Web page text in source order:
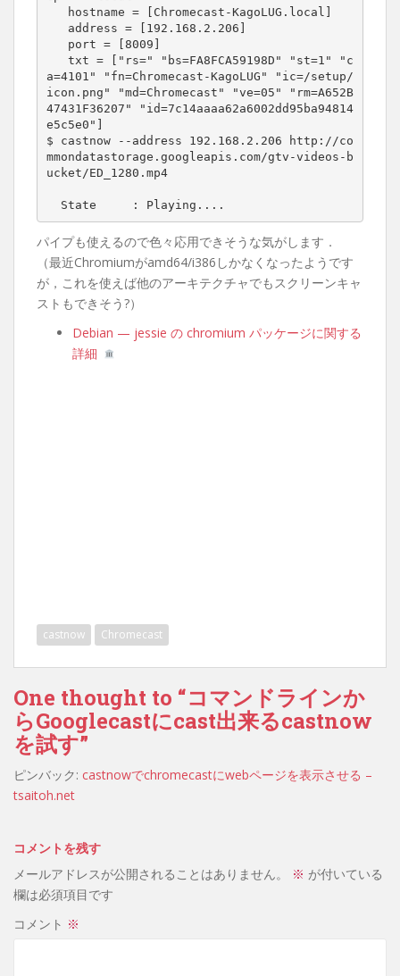
hostname = [Chromecast-KagoLUG.local]
address = [192.168.2.206]
port = [8009]
txt = ["rs=" "bs=FA8FCA59198D" "st=1" "c
a=4101" "fn=Chromecast-KagoLUG" "ic=/setup/
icon.png" "md=Chromecast" "ve=05" "rm=A652B
47431F36207" "id=7c14aaaa62a6002dd95ba94814
e5c5e0"]
$ castnow --address 192.168.2.206
http://co
mmondatastorage.googleapis.com/gtv-videos-b
ucket/ED_1280.mp4
State     : Playing....
パイプも使えるので色々応用できそうな気がします．
（最近Chromiumがamd64/i386しかなくなったようです
が，これを使えば他のアーキテクチャでもスクリーンキャ
ストもできそう?）
Debian — jessie の chromium パッケージに関する
詳細
castnow Chromecast
One thought to “コマンドラインか
らGooglecastにcast出来るcastnow
を試す”
ピンバック: castnowでchromecastにwebページを表示させる –
tsaitoh.net
コメントを残す
メールアドレスが公開されることはありません。
※ が付いている
欄は必須項目です
コメント ※